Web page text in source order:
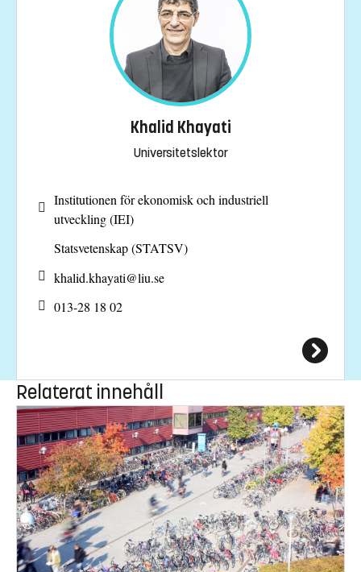
Khalid Khayati
Universitetslektor
Institutionen för ekonomisk och industriell
utveckling (IEI)
Statsvetenskap (STATSV)
khalid.khayati@liu.se
013-28 18 02
Relaterat innehåll